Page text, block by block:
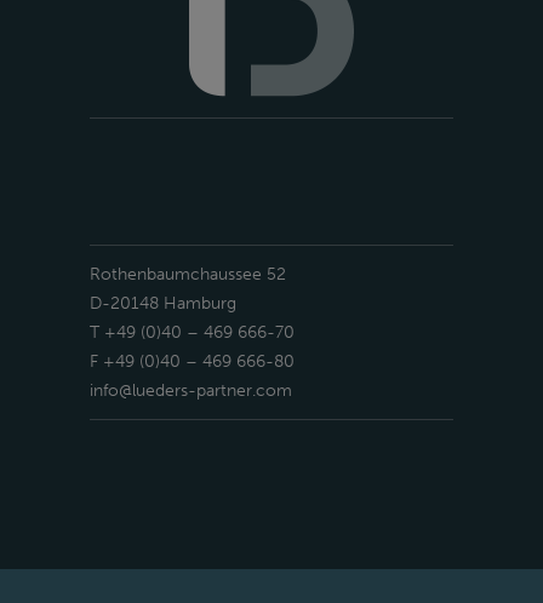
Rothenbaumchaussee 52
D-20148 Hamburg
T +49 (0)40 – 469 666-70
F +49 (0)40 – 469 666-80
info@lueders-partner.com